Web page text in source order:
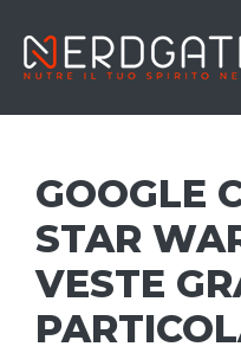
GOOGLE
STAR
VESTE